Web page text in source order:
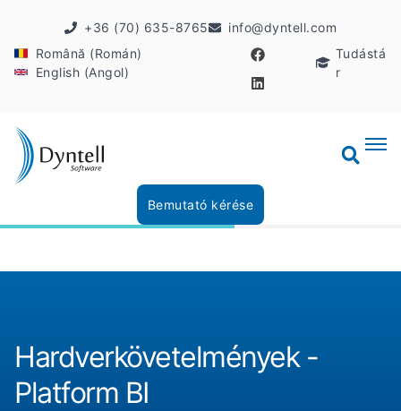
+36 (70) 635-8765
info@dyntell.com
Română (Román)
English (Angol)
Tudástá
r
Bemutató kérése
Hardverkövetelmények -
Platform BI